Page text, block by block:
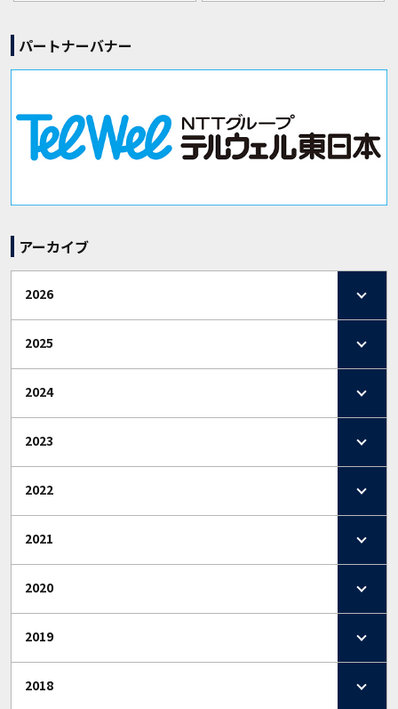
パートナーバナー
アーカイブ
2026
2025
2024
2023
2022
2021
2020
2019
2018